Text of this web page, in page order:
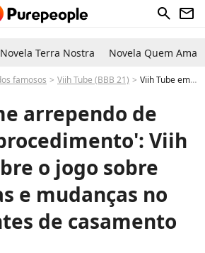
search newsletter
Novela Terra Nostra Novela Quem Ama
famosos Viih Tube (BBB 21) Viih Tube emagrecimento antes e depois: influenciadora famosa fala sobre perda de peso e cirurgias plásticas antes do casamento
arrependo de
Viih
o jogo sobre
e mudanças no
de casamento